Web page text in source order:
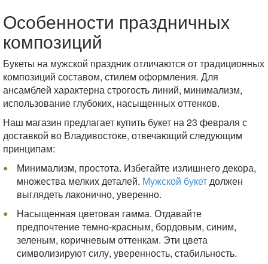
Особенности праздничных
композиций
Букеты на мужской праздник отличаются от традиционных
композиций составом, стилем оформления. Для
ансамблей характерна строгость линий, минимализм,
использование глубоких, насыщенных оттенков.
Наш магазин предлагает купить букет на 23 февраля с
доставкой во Владивостоке, отвечающий следующим
принципам:
Минимализм, простота. Избегайте излишнего декора,
множества мелких деталей. Мужской букетдолжен
выглядеть лаконично, уверенно.
Насыщенная цветовая гамма. Отдавайте
предпочтение темно-красным, бордовым, синим,
зеленым, коричневым оттенкам. Эти цвета
символизируют силу, уверенность, стабильность.